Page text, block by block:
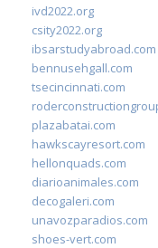
ivd2022.org
csity2022.org
ibsarstudyabroad.com
bennusehgall.com
tsecincinnati.com
plazabatai.com
hawkscayresort.com
hellonquads.com
diarioanimales.com
decogaleri.com
unavozparadios.com
shoes-vert.com